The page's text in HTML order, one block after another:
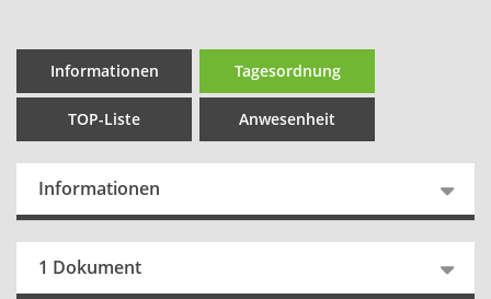
Informationen Tagesordnung
TOP-Liste Anwesenheit
Informationen
1 Dokument